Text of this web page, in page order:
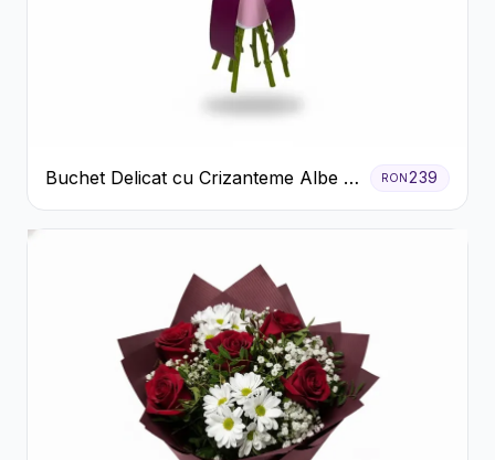
Buchet Delicat cu Crizanteme Albe și
Mov
RON239